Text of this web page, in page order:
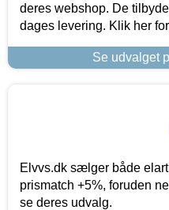
deres webshop. De
dages levering. Klik her
Se udvalget
Elvvs.dk sælger både
prismatch +5%, foruden
se deres udvalg.